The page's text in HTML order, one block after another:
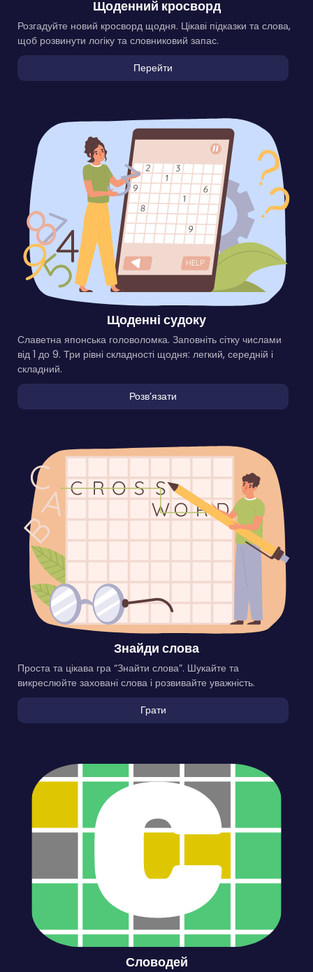
Щоденний кросворд
Розгадуйте новий кросворд щодня. Цікаві підказки та слова,
щоб розвинути логіку та словниковий запас.
Перейти
Щоденні судоку
Славетна японська головоломка. Заповніть сітку числами
від 1 до 9. Три рівні складності щодня: легкий, середній і
складний.
Розвʼязати
Знайди слова
Проста та цікава гра “Знайти слова”. Шукайте та
викреслюйте заховані слова і розвивайте уважність.
Грати
Словодей